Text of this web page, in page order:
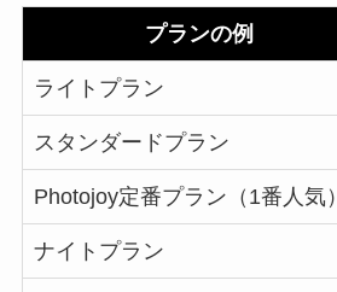
プランの例
ライトプラン
スタンダードプラン
Photojoy定番プラン（1番人気）
ナイトプラン